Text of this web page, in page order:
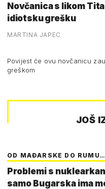
Novčanica s likom
idiotsku grešku
MARTINA JAPEC
Povijest će ovu novčanicu
greškom
JOŠ
OD MAĐARSKE DO RUMU…
Problemi s
samo Bugarska ima